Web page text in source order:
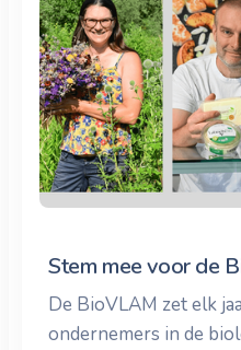
Stem mee voor de
De BioVLAM zet elk
ondernemers in de